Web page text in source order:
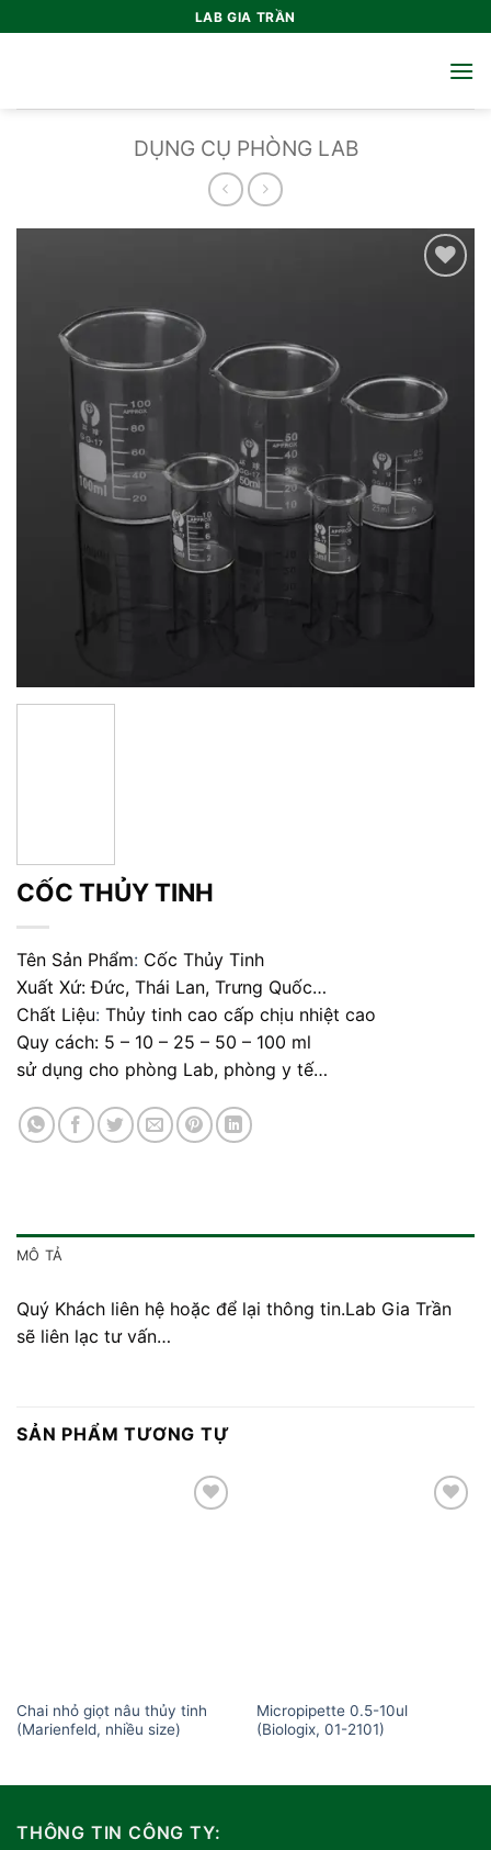
qua
LAB GIA TRẦN
DỤNG CỤ PHÒNG LAB
CỐC THỦY TINH
Tên Sản Phẩm: Cốc Thủy Tinh
Xuất Xứ: Đức, Thái Lan, Trưng Quốc…
Chất Liệu: Thủy tinh cao cấp chịu nhiệt cao
Quy cách: 5 – 10 – 25 – 50 – 100 ml
sử dụng cho phòng Lab, phòng y tế…
MÔ TẢ
Quý Khách liên hệ hoặc để lại thông tin.Lab Gia Trần
sẽ liên lạc tư vấn…
SẢN PHẨM TƯƠNG TỰ
Chai nhỏ giọt nâu thủy tinh
(Marienfeld, nhiều size)
Micropipette 0.5-10ul
(Biologix, 01-2101)
THÔNG TIN CÔNG TY: